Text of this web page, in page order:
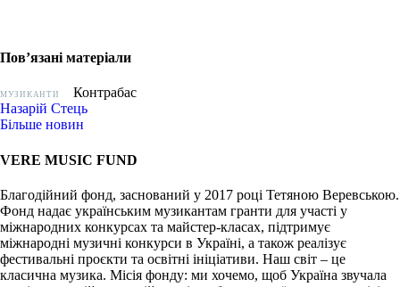
Пов’язані матеріали
МУЗИКАНТИ
Контрабас
Назарій Стець
Більше новин
VERE MUSIC FUND
Благодійний фонд, заснований у 2017 році Тетяною Веревською.
Фонд надає українським музикантам гранти для участі у
міжнародних конкурсах та майстер-класах, підтримує
міжнародні музичні конкурси в Україні, а також реалізує
фестивальні проєкти та освітні ініціативи. Наш світ – це
класична музика. Місія фонду: ми хочемо, щоб Україна звучала